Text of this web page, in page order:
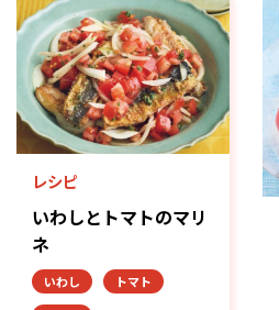
レシピ
いわしとトマトのマリ
ネ
いわし
トマト